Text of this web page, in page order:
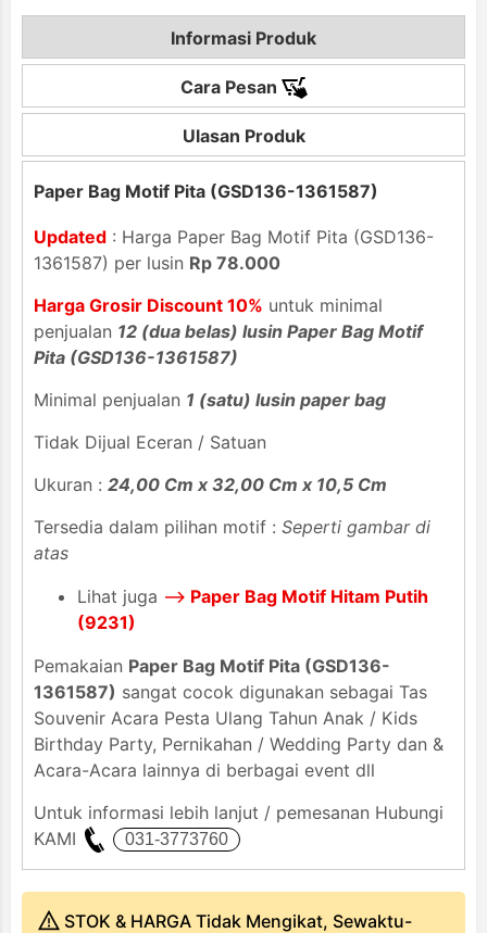
Informasi Produk
Paper Bag Motif Pita (GSD136-1361587)
Updated : Harga Paper Bag Motif Pita (GSD136-
1361587) per lusin Rp 78.000
Harga Grosir Discount 10% untuk minimal
penjualan 12 (dua belas) lusin Paper Bag Motif
Pita (GSD136-1361587)
Minimal penjualan 1 (satu) lusin paper bag
Tidak Dijual Eceran / Satuan
Ukuran : 24,00 Cm x 32,00 Cm x 10,5 Cm
Tersedia dalam pilihan motif : Seperti gambar di
atas
Lihat juga --> Paper Bag Motif Hitam Putih
(9231)
Pemakaian Paper Bag Motif Pita (GSD136-
1361587) sangat cocok digunakan sebagai Tas
Souvenir Acara Pesta Ulang Tahun Anak / Kids
Birthday Party, Pernikahan / Wedding Party dan &
Acara-Acara lainnya di berbagai event dll
Untuk informasi lebih lanjut / pemesanan Hubungi
KAMI
Cara Pesan
Ulasan Produk
STOK & HARGA Tidak Mengikat, Sewaktu-